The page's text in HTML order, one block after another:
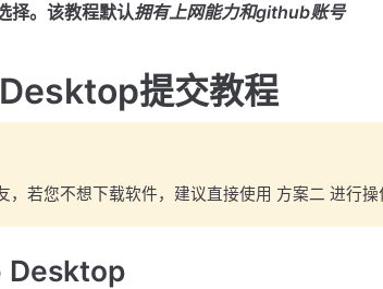
择。该教程默认拥有上网能力和github账号
提交教程
若您不想下载软件，建议直接使用 方案二 进行操
Desktop